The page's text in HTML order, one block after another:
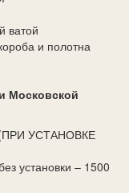
ватой
и полотна
Московской
(ПРИ УСТАНОВКЕ
установки – 1500